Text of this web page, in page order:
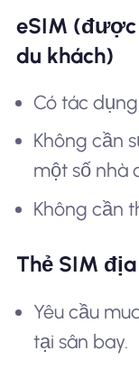
eSIM (được
du khách)
Có tác
Không cần
một số nhà
Không cần
Thẻ SIM
Yêu cầu
tại sân bay.